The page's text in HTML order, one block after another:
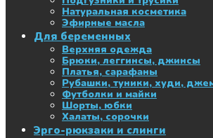
Натуральная косметика
Эфирные масла
Для беременных
Верхняя одежда
Брюки, леггинсы, джинсы
Платья, сарафаны
Рубашки, туники, худи,
Футболки и майки
Шорты, юбки
Халаты, сорочки
Эрго-рюкзаки и слинги